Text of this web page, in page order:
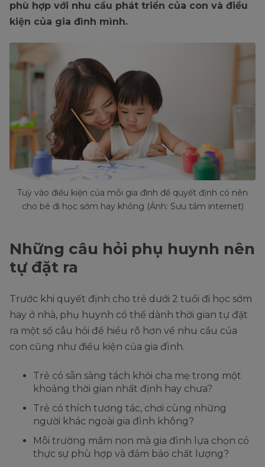
phù hợp với nhu cầu phát triển của con và điều
kiện của gia đình mình.
Tuỳ vào điều kiện của mỗi gia đình để quyết định có nên
cho bé đi học sớm hay không (Ảnh: Sưu tầm internet)
Những câu hỏi phụ huynh nên
tự đặt ra
Trước khi quyết định cho trẻ dưới 2 tuổi đi học sớm
hay ở nhà, phụ huynh có thể dành thời gian tự đặt
ra một số câu hỏi để hiểu rõ hơn về nhu cầu của
con cũng như điều kiện của gia đình.
Trẻ có sẵn sàng tách khỏi cha mẹ trong một
khoảng thời gian nhất định hay chưa?
Trẻ có thích tương tác, chơi cùng những
người khác ngoài gia đình không?
Môi trường mầm non mà gia đình lựa chọn có
thực sự phù hợp và đảm bảo chất lượng?